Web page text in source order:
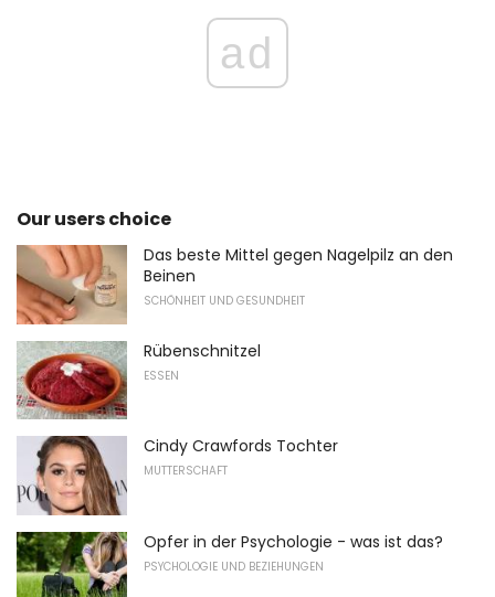
ad
Our users choice
Das beste Mittel gegen Nagelpilz an den
Beinen
SCHÖNHEIT UND GESUNDHEIT
Rübenschnitzel
ESSEN
Cindy Crawfords Tochter
MUTTERSCHAFT
Opfer in der Psychologie - was ist das?
PSYCHOLOGIE UND BEZIEHUNGEN